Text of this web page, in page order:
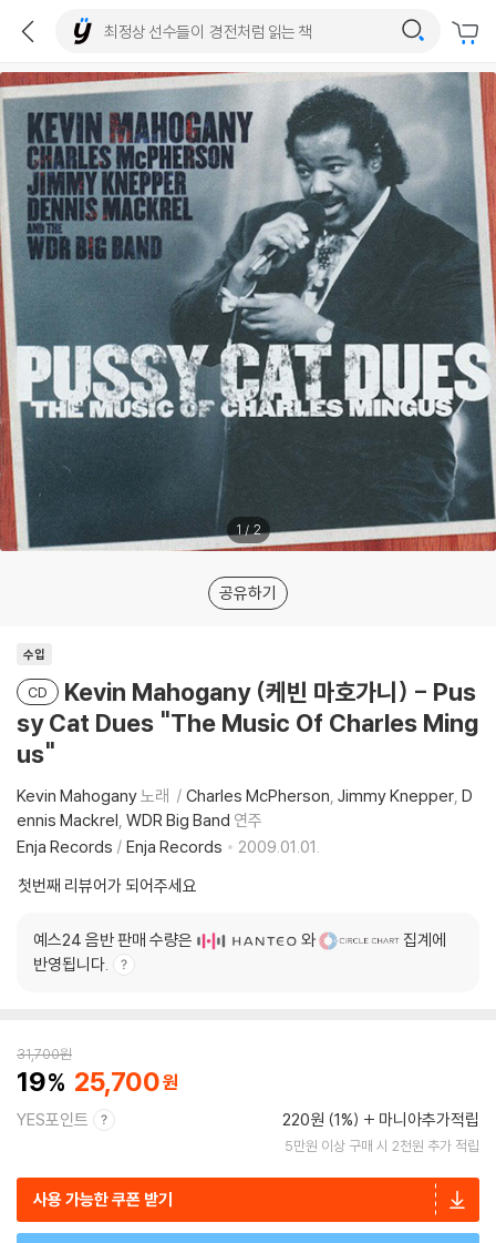
1 /2
공유하기
수입
CD
Kevin Mahogany (케빈 마호가니) - Pus
sy Cat Dues "The Music Of Charles Ming
us"
Kevin Mahogany노래 Charles McPherson Jimmy Knepper D
ennis Mackrel WDR Big Band 연주
Enja Records / Enja Records
2009.01.01.
첫번째 리뷰어가 되어주세요
예스24 음반 판매 수량은 와
집계에
반영됩니다.
31,700원
19 25,700
YES포인트 220원 (1%) 마니아추가적립
5만원 이상 구매 시 2천원 추가 적립
사용 가능한 쿠폰 받기